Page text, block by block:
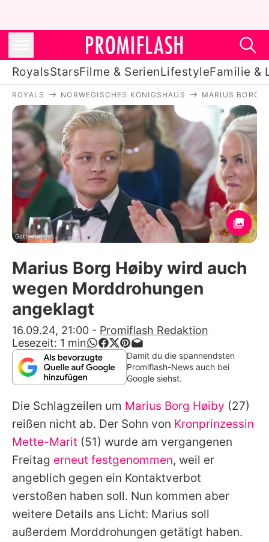
RoyalsStarsFilme & SerienLifestyleFamilie &
Royals
Stars
Filme & Serien
Lifestyle
Familie & Liebe
Promiflash Exklusiv
Alle Themen auf Promiflash
App runterladen
Team
Redaktionelle Richtlinien
Impressum
Datenschutzerklärung
Nutzungsbedingungen
Utiq verwalten
ROYALS NORWEGISCHES KÖNIGSHAUS MARIUS BORG
Getty Images
Marius Borg Høiby wird auch
wegen Morddrohungen
angeklagt
16.09.24, 21:00 - Promiflash Redaktion
Lesezeit: 1 min
Damit du die spannendsten
Promiflash-News auch bei
Google siehst.
Die Schlagzeilen um Marius Borg Høiby (27)
reißen nicht ab. Der Sohn von Kronprinzessin
Mette-Marit (51) wurde am vergangenen
Freitag erneut festgenommen, weil er
angeblich gegen ein Kontaktverbot
verstoßen haben soll. Nun kommen aber
weitere Details ans Licht: Marius soll
außerdem Morddrohungen getätigt haben.